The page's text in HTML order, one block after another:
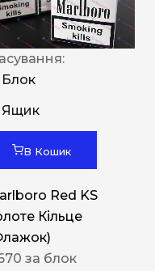
Блок
Ящик
В Кошик
Red KS
Кільце
за блок